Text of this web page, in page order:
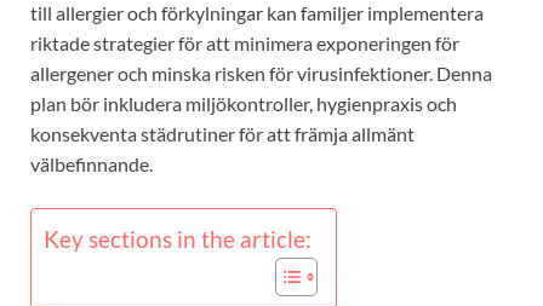
till allergier och förkylningar kan familjer implementera
riktade strategier för att minimera exponeringen för
allergener och minska risken för virusinfektioner. Denna
plan bör inkludera miljökontroller, hygienpraxis och
konsekventa städrutiner för att främja allmänt
välbefinnande.
Key sections in the article: